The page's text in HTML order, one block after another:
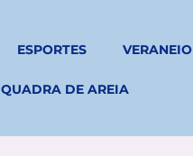
ESPORTES VERANEIO
QUADRA DE AREIA